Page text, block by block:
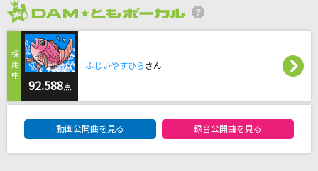
三山ひろし
[生音]アイノカタチ feat.HIDE(GReeeeN)
ネクロの花嫁
びす
92.588点
ふじいやすひら さん
動画公開曲を見る 録音公開曲を見る